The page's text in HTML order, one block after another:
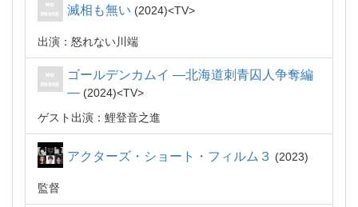
滅相も無い 2024 TV
出演：怒れない川端
ゴールデンカムイ ―北海道刺青囚人争奪編
―
2024
TV
ゲスト出演：鯉登音之進
アクターズ・ショート・フィルム３ 2023
監督